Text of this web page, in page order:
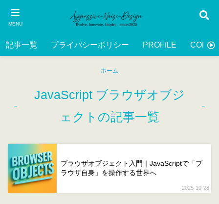
MENU
記事一覧 プライバシーポリシー PROFILE
ホーム
JavaScript ブラウザオブジ
ェクトの記事一覧
2025-10-28
ブラウザオブジェクト入門｜JavaScriptで「ブ
ラウザ自身」を操作する世界へ